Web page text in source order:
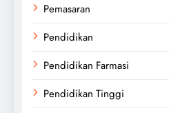
Pemasaran
Pendidikan
Pendidikan Farmasi
Pendidikan Tinggi